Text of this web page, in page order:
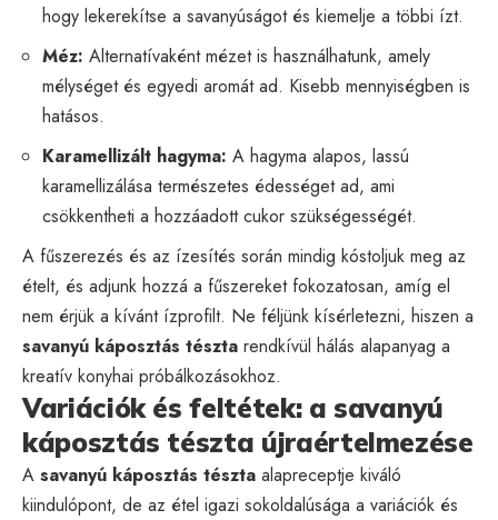
hogy lekerekítse a savanyúságot és kiemelje a többi ízt.
Méz: Alternatívaként mézet is használhatunk, amely
mélységet és egyedi aromát ad. Kisebb mennyiségben is
hatásos.
Karamellizált hagyma: A hagyma alapos, lassú
karamellizálása természetes édességet ad, ami
csökkentheti a hozzáadott cukor szükségességét.
A fűszerezés és az ízesítés során mindig kóstoljuk meg az
ételt, és adjunk hozzá a fűszereket fokozatosan, amíg el
nem érjük a kívánt ízprofilt. Ne féljünk kísérletezni, hiszen a
savanyú káposztás tészta rendkívül hálás alapanyag a
kreatív konyhai próbálkozásokhoz.
Variációk és feltétek: a savanyú
káposztás tészta újraértelmezése
A savanyú káposztás tészta alapreceptje kiváló
kiindulópont, de az étel igazi sokoldalúsága a variációk és